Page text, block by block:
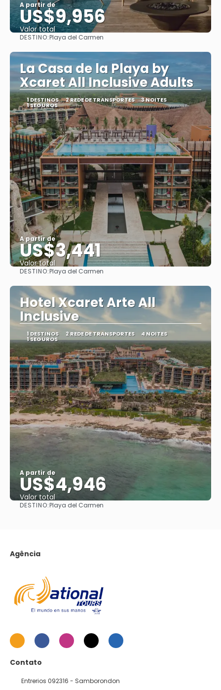
A partir de
US$9,956
Valor total
Saiba mais
DESTINO:Playa del Carmen
La Casa de la Playa by
Xcaret All Inclusive Adults
1 DESTINOS 2 REDE DE TRANSPORTES 3 NOITES
1 SEGUROS
A partir de
US$3,441
Valor total
Saiba mais
DESTINO:Playa del Carmen
Hotel Xcaret Arte All
Inclusive
1 DESTINOS 2 REDE DE TRANSPORTES 4 NOITES
1 SEGUROS
A partir de
US$4,946
Valor total
Saiba mais
DESTINO:Playa del Carmen
Agência
Contato
Entrerios 092316 - Samborondon